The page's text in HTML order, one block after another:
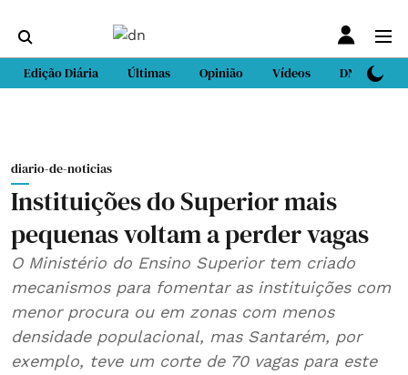
Edição Diária Últimas Opinião Vídeos DN Sport
diario-de-noticias
Instituições do Superior mais
pequenas voltam a perder vagas
O Ministério do Ensino Superior tem criado
mecanismos para fomentar as instituições com
menor procura ou em zonas com menos
densidade populacional, mas Santarém, por
exemplo, teve um corte de 70 vagas para este